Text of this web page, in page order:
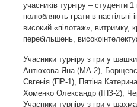
учасників турніру – студенти
полюбляють грати в настільні
високий «пілотаж», витримку,
перебільшень,
Учасники турніру з гри у
Антюхова Яна (МА-2),
Євгенія (ПР-1), Пятіна
Хоменко Олександр (ІПЗ-2),
Учасники турніру з гри у